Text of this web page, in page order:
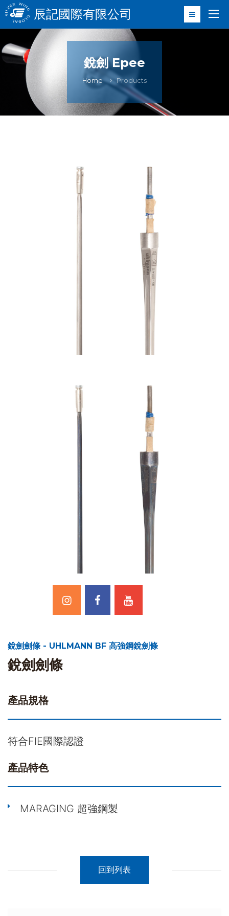
辰記國際有限公司
銳劍 Epee
Home Products
銳劍劍條 - UHLMANN BF 高強鋼銳劍條
銳劍劍條
產品規格
符合FIE國際認證
產品特色
MARAGING 超強鋼製
回到列表